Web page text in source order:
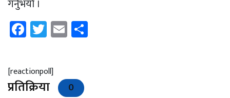
गर्नुभयो ।
Facebook
Twitter
Email
[reactionpoll]
प्रतिक्रिया 0